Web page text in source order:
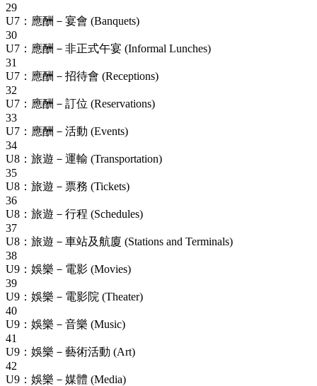
29
U7：應酬－宴會 (Banquets)
30
U7：應酬－非正式午宴 (Informal Lunches)
31
U7：應酬－招待會 (Receptions)
32
U7：應酬－訂位 (Reservations)
33
U7：應酬－活動 (Events)
34
U8：旅遊－運輸 (Transportation)
35
U8：旅遊－票務 (Tickets)
36
U8：旅遊－行程 (Schedules)
37
U8：旅遊－車站及航廈 (Stations and Terminals)
38
U9：娛樂－電影 (Movies)
39
U9：娛樂－電影院 (Theater)
40
U9：娛樂－音樂 (Music)
41
U9：娛樂－藝術活動 (Art)
42
U9：娛樂－媒體 (Media)